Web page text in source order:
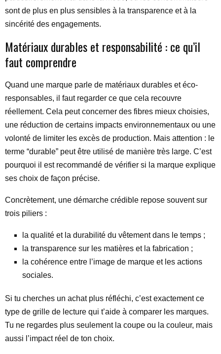
sont de plus en plus sensibles à la transparence et à la
sincérité des engagements.
Matériaux durables et responsabilité : ce qu’il
faut comprendre
Quand une marque parle de matériaux durables et éco-
responsables, il faut regarder ce que cela recouvre
réellement. Cela peut concerner des fibres mieux choisies,
une réduction de certains impacts environnementaux ou une
volonté de limiter les excès de production. Mais attention : le
terme “durable” peut être utilisé de manière très large. C’est
pourquoi il est recommandé de vérifier si la marque explique
ses choix de façon précise.
Concrètement, une démarche crédible repose souvent sur
trois piliers :
la qualité et la durabilité du vêtement dans le temps ;
la transparence sur les matières et la fabrication ;
la cohérence entre l’image de marque et les actions
sociales.
Si tu cherches un achat plus réfléchi, c’est exactement ce
type de grille de lecture qui t’aide à comparer les marques.
Tu ne regardes plus seulement la coupe ou la couleur, mais
aussi l’impact réel de ton choix.